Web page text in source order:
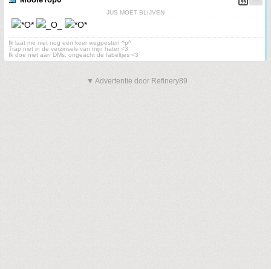
JUS MOET BLIJVEN
Ik laat me niet nog een keer wegpesten ^p^
Trap niet in de verzinsels van mijn hater <3
Ik doe niet aan DMs, ongeacht de fabeltjes <3
▼ Advertentie door Refinery89